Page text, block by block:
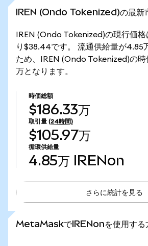
IREN (Ondo Tokenized)の最新
IREN (Ondo Tokenized)の現行価
り$38.44です。 流通供給量が4.85
ため、IREN (Ondo Tokenized)の時
万となります。
時価総額
$186.33万
取引量 (24時間)
$105.97万
循環供給量
4.85万 IRENon
さらに統計を見る
MetaMaskでIRENonを使用する